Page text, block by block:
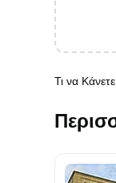
Τι να Κάνετε